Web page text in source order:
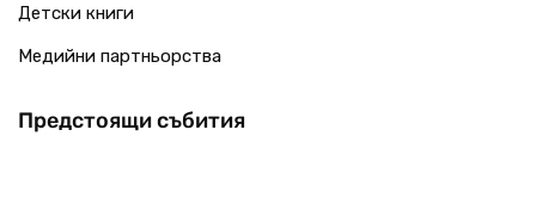
Детски книги
Медийни партньорства
Предстоящи събития